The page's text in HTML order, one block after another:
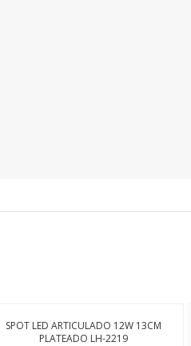
SPOT LED ARTICULADO 12W 13CM
PLATEADO LH-2219